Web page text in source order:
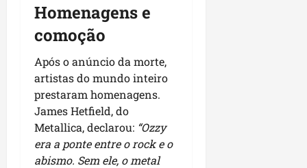
Homenagens e
comoção
Após o anúncio da morte,
artistas do mundo inteiro
prestaram homenagens.
James Hetfield, do
Metallica, declarou: “Ozzy
era a ponte entre o rock e o
abismo. Sem ele, o metal